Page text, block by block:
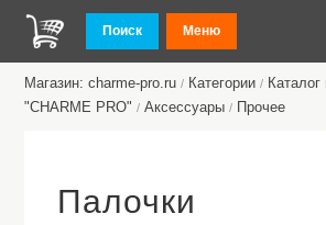
Поиск Меню
Магазин: charme-pro.ru / Категории / Каталог
"CHARME PRO" / Аксессуары / Прочее
Палочки